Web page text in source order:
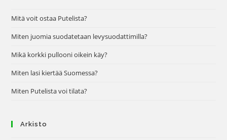
Mitä voit ostaa Putelista?
Miten juomia suodatetaan levysuodattimilla?
Mikä korkki pullooni oikein käy?
Miten lasi kiertää Suomessa?
Miten Putelista voi tilata?
Arkisto